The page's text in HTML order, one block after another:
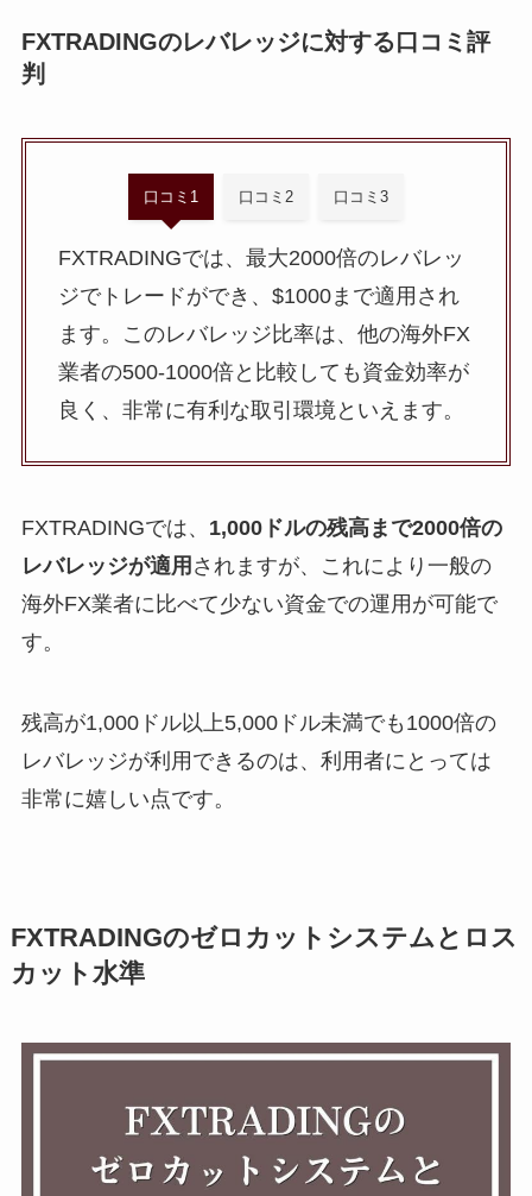
FXTRADINGのレバレッジに対する口コミ評
判
口コミ1 口コミ2 口コミ3
FXTRADINGでは、最大2000倍のレバレッ
ジでトレードができ、$1000まで適用され
ます。このレバレッジ比率は、他の海外FX
業者の500-1000倍と比較しても資金効率が
良く、非常に有利な取引環境といえます。
FXTRADINGでは、 1,000ドルの残高まで2000倍の
レバレッジが適用 されますが、これにより一般の
海外FX業者に比べて少ない資金での運用が可能で
す。
残高が1,000ドル以上5,000ドル未満でも1000倍の
レバレッジが利用できるのは、利用者にとっては
非常に嬉しい点です。
FXTRADINGのゼロカットシステムとロス
カット水準